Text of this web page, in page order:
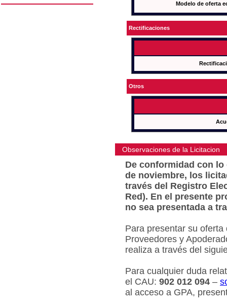
Modelo de oferta
Rectificaciones
Otros
Observaciones de la Licitacion
De conformidad con lo
de noviembre, los
través del Registro
Red). En el presente
no sea presentada a
Para presentar su
Proveedores y
realiza a través del
Para cualquier duda
el CAU: 902 012 094 –
al acceso a GPA,